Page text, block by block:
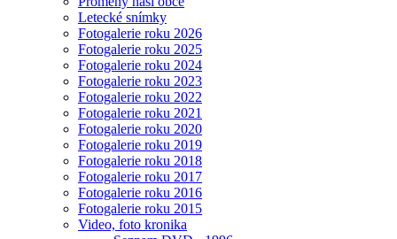
Letecké snímky
Fotogalerie roku 2026
Fotogalerie roku 2025
Fotogalerie roku 2024
Fotogalerie roku 2023
Fotogalerie roku 2022
Fotogalerie roku 2021
Fotogalerie roku 2020
Fotogalerie roku 2019
Fotogalerie roku 2018
Fotogalerie roku 2017
Fotogalerie roku 2016
Fotogalerie roku 2015
Video, foto kronika